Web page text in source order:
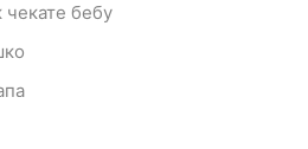
чекате бебу